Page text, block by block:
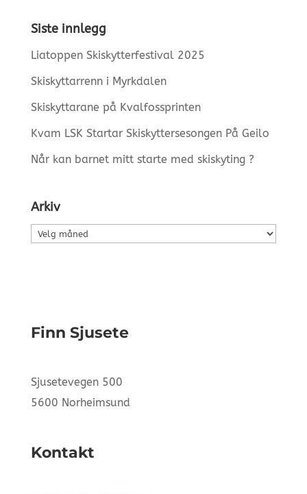
Siste innlegg
Liatoppen Skiskytterfestival 2025
Skiskyttarrenn i Myrkdalen
Skiskyttarane på Kvalfossprinten
Kvam LSK Startar Skiskyttersesongen På Geilo
Når kan barnet mitt starte med skiskyting ?
Arkiv
Arkiv
Finn Sjusete
Sjusetevegen 500
5600 Norheimsund
Kontakt